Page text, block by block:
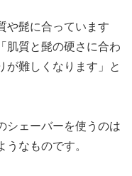
や髭に合っています
肌質と髭の硬さに合わ
が難しくなります」と
シェーバーを使うのは
なものです。